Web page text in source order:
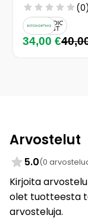
(0)
34,00 €
Arvostelut
5.0(0
Kirjoita
olet tuotteesta
arvosteluja.